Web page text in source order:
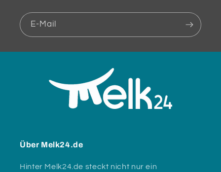
E-Mail
Über Melk24.de
Hinter Melk24.de steckt nicht nur ein